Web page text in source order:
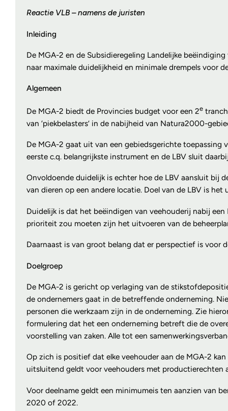
Reactie VLB – namens de juristen
Inleiding
De MGA-2 en de Subsidieregeling Landelijke
naar maximale duidelijkheid en minimale drempels voor
Algemeen
De MGA-2 biedt de Provincies budget voor een 2e
van ‘piekbelasters’ in de nabijheid van Natura2000-
De MGA-2 gaat uit van een gebiedsgerichte toepassing
eerste c.q. belangrijkste instrument en de LBV sluit
Onvoldoende duidelijk is echter hoe de LBV aansluit bij
van dieren op een andere locatie. Doel van de LBV is
Duidelijk is dat het beëindigen van veehouderij nabij
prioriteit zou moeten zijn het uitvoeren van de
Daarnaast is van groot belang dat er perspectief is voor
Doelgroep
De MGA-2 is gericht op verlaging van de
de ondernemers gaat in de betreffende onderneming.
personen die werkzaam zijn in de onderneming. Zie
formulering dat het een onderneming betreft die de
voorstelling van zaken. Alle tot een
Op zich is positief dat elke veehouder aan de MGA-2
uitsluitend geldt voor veehouders met productierechten
Voor deelname geldt een minimumeis ten aanzien van
2020 of 2022.